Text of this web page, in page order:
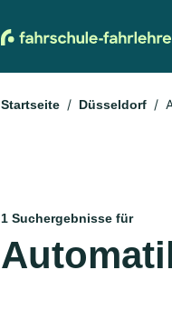
Startseite Düsseldorf
1 Suchergebnisse für